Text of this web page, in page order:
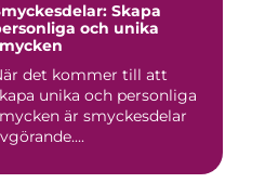
Skapa
och unika
det kommer till att
unika och personliga
är smyckesdelar